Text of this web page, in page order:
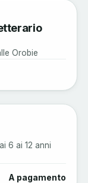
Orobie
6 ai 12 anni
A pagamento